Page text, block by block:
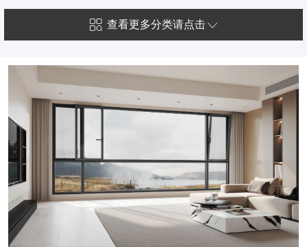
查看更多分类请点击